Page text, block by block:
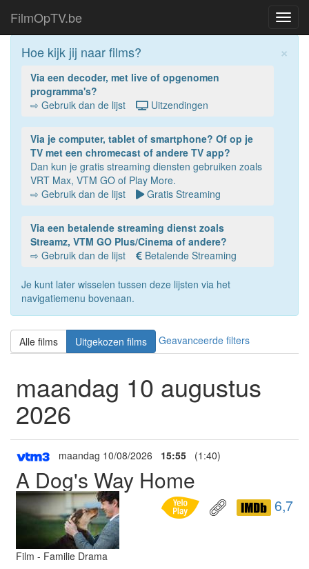
FilmOpTV.be
×
Hoe kijk jij naar films?
Via een decoder, met live of opgenomen
programma's?
⇨ Gebruik dan de lijst
Uitzendingen
Via je computer, tablet of smartphone? Of op je
TV met een chromecast of andere TV app?
Dan kun je gratis streaming diensten gebruiken zoals
VRT Max, VTM GO of Play More.
⇨ Gebruik dan de lijst
Gratis Streaming
Via een betalende streaming dienst zoals
Streamz, VTM GO Plus/Cinema of andere?
⇨ Gebruik dan de lijst
Betalende Streaming
Je kunt later wisselen tussen deze lijsten via het
navigatiemenu bovenaan.
Alle films Uitgekozen films Geavanceerde filters
maandag 10 augustus
2026
maandag 10/08/2026 15:55 (1:40)
A Dog's Way Home
6,7
Film - Familie Drama